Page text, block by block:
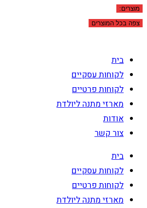
מוצרים:
צפה בכל המוצרים
בית
לקוחות עסקיים
לקוחות פרטיים
מארזי מתנה ליולדת
אודות
צור קשר
בית
לקוחות עסקיים
לקוחות פרטיים
מארזי מתנה ליולדת